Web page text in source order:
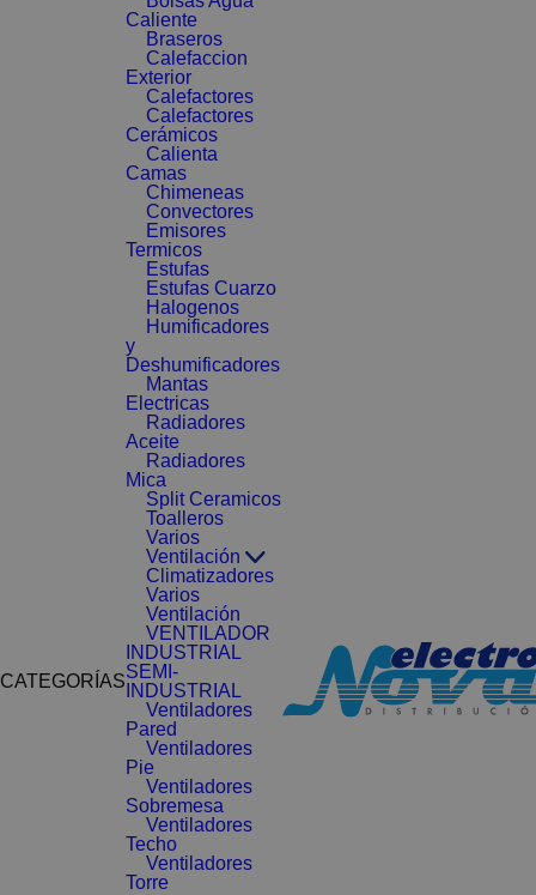
CATEGORÍAS
Caliente
Braseros
Calefaccion
Exterior
Calefactores
Calefactores
Cerámicos
Calienta
Camas
Chimeneas
Convectores
Emisores
Termicos
Estufas
Estufas Cuarzo
Halogenos
Humificadores
y
Deshumificadores
Mantas
Electricas
Radiadores
Aceite
Radiadores
Mica
Split Ceramicos
Toalleros
Varios
Ventilación
Climatizadores
Varios
Ventilación
VENTILADOR
INDUSTRIAL
SEMI-
INDUSTRIAL
Ventiladores
Pared
Ventiladores
Pie
Ventiladores
Sobremesa
Ventiladores
Techo
Ventiladores
Torre